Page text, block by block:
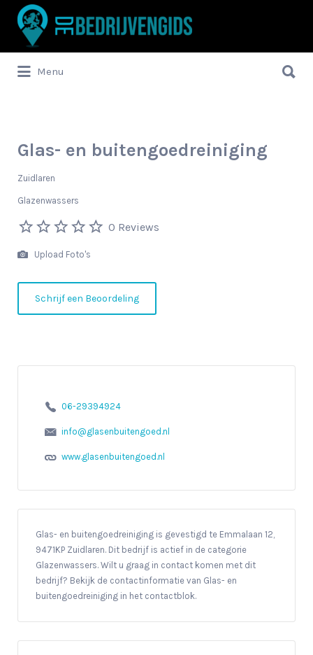
Zoek
naar:
Menu
naar:
Glas- en buitengoedreiniging
Zuidlaren
Glazenwassers
0 Reviews
Upload Foto's
Schrijf een Beoordeling
06-29394924
info@glasenbuitengoed.nl
www.glasenbuitengoed.nl
Glas- en buitengoedreiniging is gevestigd te Emmalaan 12,
9471KP Zuidlaren. Dit bedrijf is actief in de categorie
Glazenwassers. Wilt u graag in contact komen met dit
bedrijf? Bekijk de contactinformatie van Glas- en
buitengoedreiniging in het contactblok.